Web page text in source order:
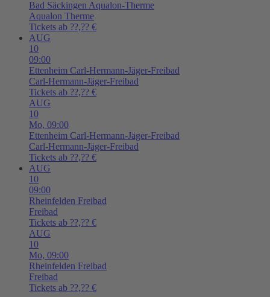
Bad Säckingen Aqualon-Therme
Aqualon Therme
Tickets ab ??,?? €
AUG
10
09:00
Ettenheim Carl-Hermann-Jäger-Freibad
Carl-Hermann-Jäger-Freibad
Tickets ab ??,?? €
AUG
10
Mo, 09:00
Ettenheim Carl-Hermann-Jäger-Freibad
Carl-Hermann-Jäger-Freibad
Tickets ab ??,?? €
AUG
10
09:00
Rheinfelden Freibad
Freibad
Tickets ab ??,?? €
AUG
10
Mo, 09:00
Rheinfelden Freibad
Freibad
Tickets ab ??,?? €